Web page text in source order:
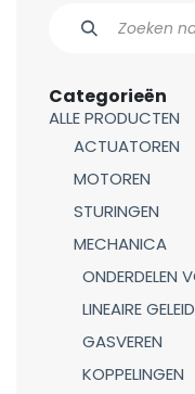
Categorieën
ALLE PRODUCTEN
ACTUATOREN
MOTOREN
STURINGEN
MECHANICA
ONDERDELEN
LINEAIRE
GASVEREN
KOPPELINGEN